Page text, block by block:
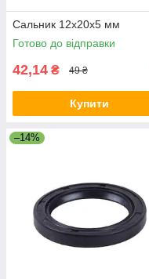
Сальник 12x20x5 мм
Готово до відправки
42,14 ₴ 49 ₴
Купити
–14%